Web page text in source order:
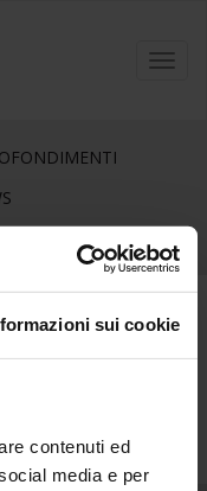
sui cookie
contenuti ed
media e per